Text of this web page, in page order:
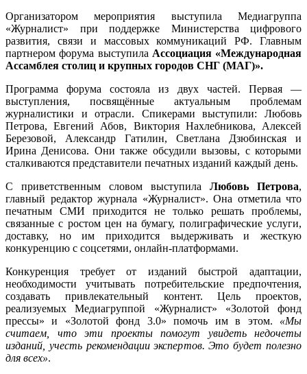
Организатором мероприятия выступила Медиагруппа
«Журналист» при поддержке Министерства цифрового
развития, связи и массовых коммуникаций РФ. Главным
партнером форума выступила Ассоциация «Международная
Ассамблея столиц и крупных городов СНГ (МАГ)».
Программа форума состояла из двух частей. Первая —
выступления, посвящённые актуальным проблемам
журналистики и отрасли. Спикерами выступили: Любовь
Петрова, Евгений Абов, Виктория Нахлебникова, Алексей
Березовой, Александр Гатилин, Светлана Дзюбинская и
Ирина Денисова. Они также обсудили вызовы, с которыми
сталкиваются представители печатных изданий каждый день.
С приветственным словом выступила Любовь Петрова,
главный редактор журнала «Журналист». Она отметила что
печатным СМИ приходится не только решать проблемы,
связанные с ростом цен на бумагу, полиграфические услуги,
доставку, но им приходится выдерживать и жесткую
конкуренцию с соцсетями, онлайн-платформами.
Конкуренция требует от изданий быстрой адаптации,
необходимости учитывать потребительские предпочтения,
создавать привлекательный контент. Цель проектов,
реализуемых Медиагруппой «Журналист» «Золотой фонд
прессы» и «Золотой фонд 3.0» помочь им в этом. «Мы
считаем, что эти проекты помогут увидеть недочеты
изданий, учесть рекомендации экспертов. Это будет полезно
для всех».